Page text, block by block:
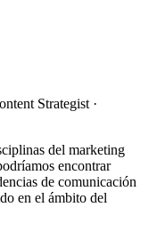
Strategist ·
del marketing
encontrar
de comunicación
en el ámbito del